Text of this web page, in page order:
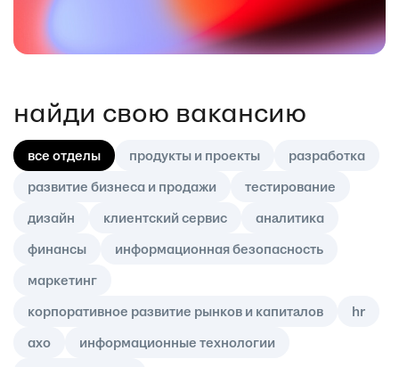
найди свою вакансию
все отделы продукты и проекты разработка
развитие бизнеса и продажи тестирование
дизайн клиентский сервис аналитика
финансы информационная безопасность
маркетинг
корпоративное развитие рынков и капиталов hr
axo информационные технологии